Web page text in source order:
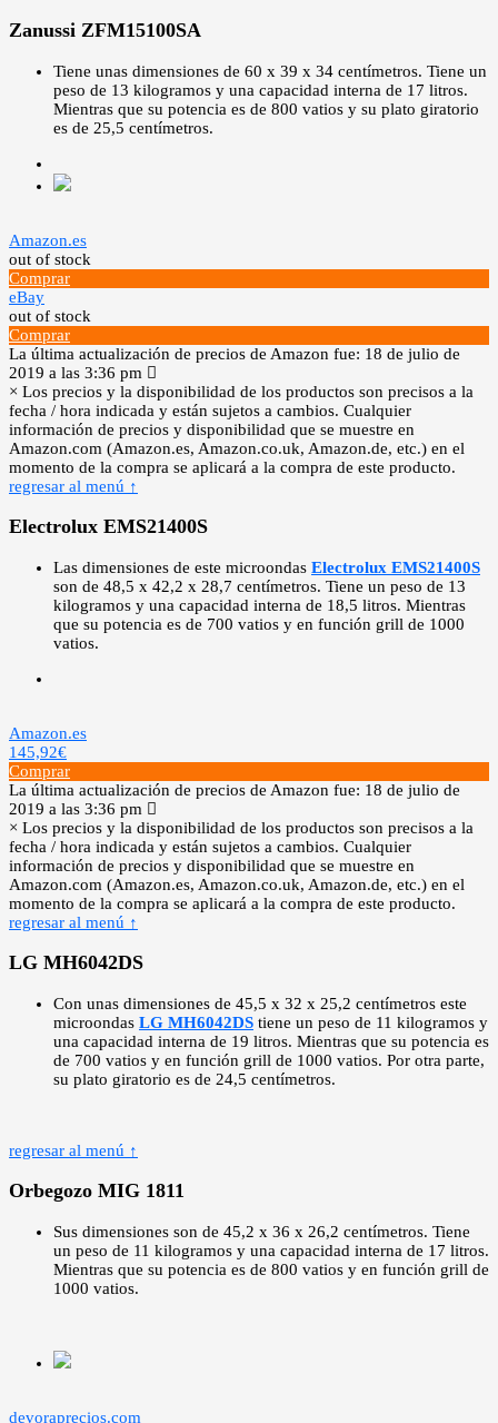
Zanussi ZFM15100SA
Tiene unas dimensiones de 60 x 39 x 34 centímetros. Tiene un
peso de 13 kilogramos y una capacidad interna de 17 litros.
Mientras que su potencia es de 800 vatios y su plato giratorio
es de 25,5 centímetros.
Amazon.es
out of stock
Comprar
eBay
out of stock
Comprar
La última actualización de precios de Amazon fue: 18 de julio de
2019 a las 3:36 pm
× Los precios y la disponibilidad de los productos son precisos a la
fecha / hora indicada y están sujetos a cambios. Cualquier
información de precios y disponibilidad que se muestre en
Amazon.com (Amazon.es, Amazon.co.uk, Amazon.de, etc.) en el
momento de la compra se aplicará a la compra de este producto.
regresar al menú ↑
Electrolux EMS21400S
Las dimensiones de este microondas Electrolux EMS21400S
son de 48,5 x 42,2 x 28,7 centímetros. Tiene un peso de 13
kilogramos y una capacidad interna de 18,5 litros. Mientras
que su potencia es de 700 vatios y en función grill de 1000
vatios.
Amazon.es
145,92€
Comprar
La última actualización de precios de Amazon fue: 18 de julio de
2019 a las 3:36 pm
× Los precios y la disponibilidad de los productos son precisos a la
fecha / hora indicada y están sujetos a cambios. Cualquier
información de precios y disponibilidad que se muestre en
Amazon.com (Amazon.es, Amazon.co.uk, Amazon.de, etc.) en el
momento de la compra se aplicará a la compra de este producto.
regresar al menú ↑
LG MH6042DS
Con unas dimensiones de 45,5 x 32 x 25,2 centímetros este
microondas LG MH6042DS tiene un peso de 11 kilogramos y
una capacidad interna de 19 litros. Mientras que su potencia es
de 700 vatios y en función grill de 1000 vatios. Por otra parte,
su plato giratorio es de 24,5 centímetros.
regresar al menú ↑
Orbegozo MIG 1811
Sus dimensiones son de 45,2 x 36 x 26,2 centímetros. Tiene
un peso de 11 kilogramos y una capacidad interna de 17 litros.
Mientras que su potencia es de 800 vatios y en función grill de
1000 vatios.
devoraprecios.com